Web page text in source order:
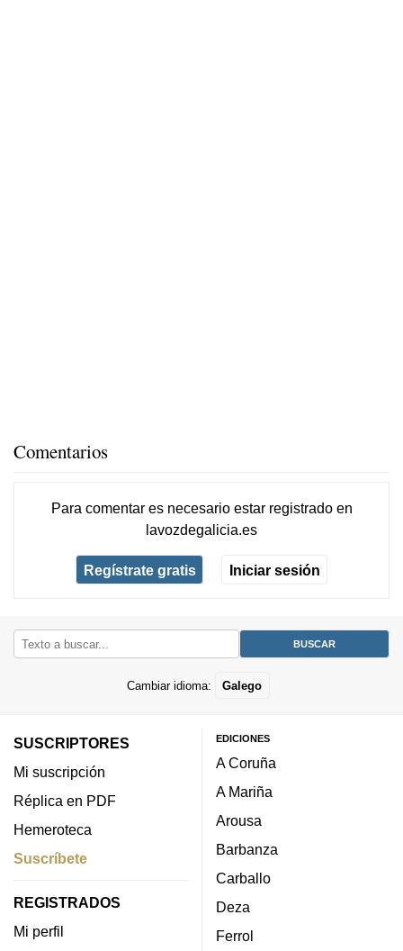
Comentarios
Para comentar es necesario estar registradoen
lavozdegalicia.es
Regístrate gratis Iniciar sesión
Cambiar idioma: Galego
SUSCRIPTORES
Mi suscripción
Réplica en PDF
Hemeroteca
Suscríbete
REGISTRADOS
Mi perfil
EDICIONES
A Coruña
A Mariña
Arousa
Barbanza
Carballo
Deza
Ferrol